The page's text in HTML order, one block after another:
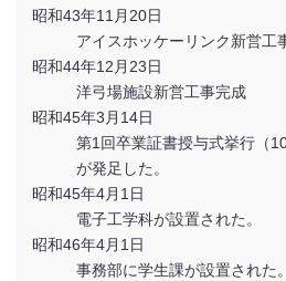
昭和43年11月20日
アイスホッケーリンク新営工
昭和44年12月23日
洋弓場施設新営工事完成
昭和45年3月14日
第1回卒業証書授与式挙行（
が発足した。
昭和45年4月1日
電子工学科が設置された。
昭和46年4月1日
事務部に学生課が設置された。